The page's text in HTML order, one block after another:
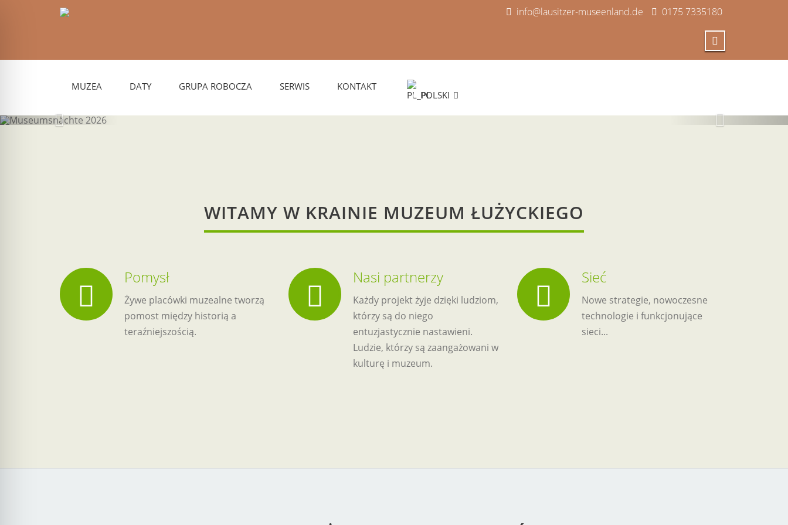
info@lausitzer-museenland.de 0175 7335180
MUZEA DATY GRUPA ROBOCZA SERWIS KONTAKT
POLSKI
tutaj
WITAMY W KRAINIE MUZEUM ŁUŻYCKIEGO
Pomysł
Żywe placówki muzealne tworzą
pomost między historią a
teraźniejszością.
Nasi partnerzy
Każdy projekt żyje dzięki ludziom,
którzy są do niego
entuzjastycznie nastawieni.
Ludzie, którzy są zaangażowani w
kulturę i muzeum.
Sieć
Nowe strategie, nowoczesne
technologie i funkcjonujące
sieci...